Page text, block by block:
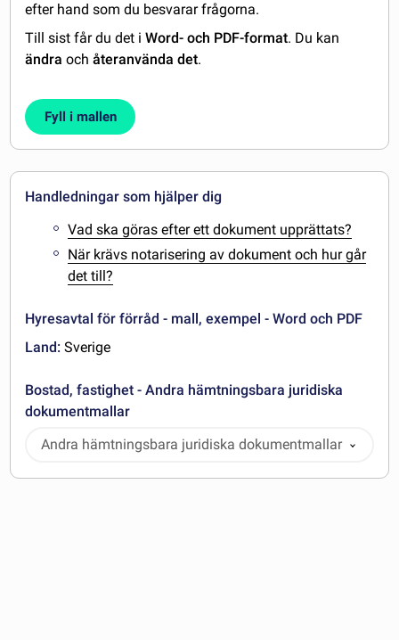
efter hand som du besvarar frågorna.
Till sist får du det iWord- och PDF-format. Du kan
ändra ochåteranvända det.
Fyll i mallen
Handledningar som hjälper dig
Vad ska göras efter ett dokument upprättats?
När krävs notarisering av dokument och hur går
det till?
Hyresavtal för förråd - mall, exempel - Word och PDF
Land: Sverige
Bostad, fastighet - Andra hämtningsbara juridiska
dokumentmallar
Andra hämtningsbara juridiska dokumentmallar